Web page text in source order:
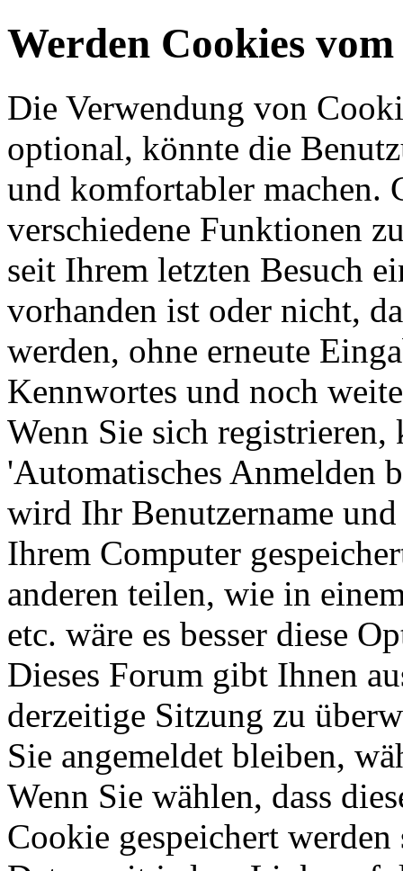
Werden Cookies
Die Verwendung von
optional, könnte die
und komfortabler machen.
verschiedene Funktionen
seit Ihrem letzten Besuch
vorhanden ist oder nicht,
werden, ohne erneute
Kennwortes und noch
Wenn Sie sich
'Automatisches Anmelden
wird Ihr Benutzername
Ihrem Computer
anderen teilen, wie in
etc. wäre es besser diese
Dieses Forum gibt Ihnen
derzeitige Sitzung zu
Sie angemeldet bleiben,
Wenn Sie wählen, dass
Cookie gespeichert